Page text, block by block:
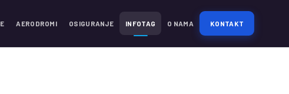
AERODROMI OSIGURANJE INFOTAG O NAMA KONTAKT